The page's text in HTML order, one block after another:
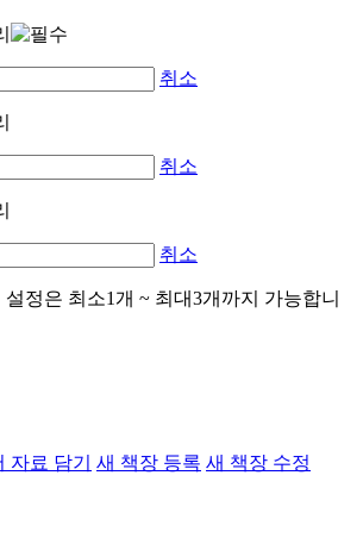
취소
취소
취소
정은 최소1개 ~ 최대3개까지 가능합니
자료 담기 새 책장 등록 새 책장 수정